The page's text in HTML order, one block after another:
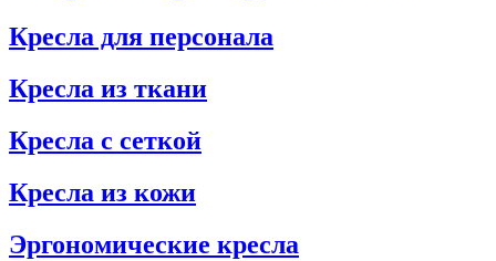
Кресла для персонала
Кресла из ткани
Кресла с сеткой
Кресла из кожи
Эргономические кресла